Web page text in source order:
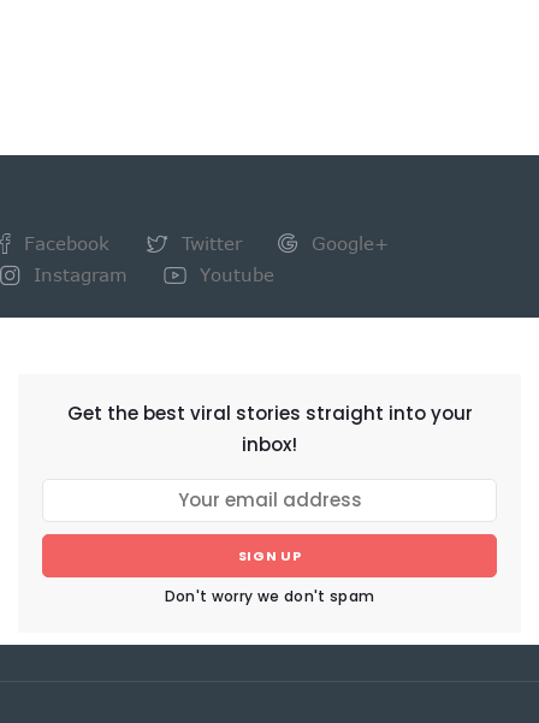
Facebook Twitter
Google+
Instagram
Youtube
Get the best viral stories straight into your
inbox!
SIGN UP
Don't worry we don't spam